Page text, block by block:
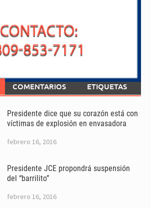
COMENTARIOS ETIQUETAS
Presidente dice que su corazón está con
víctimas de explosión en envasadora
febrero 16, 2016
Presidente JCE propondrá suspensión
del “barrilito”
febrero 16, 2016